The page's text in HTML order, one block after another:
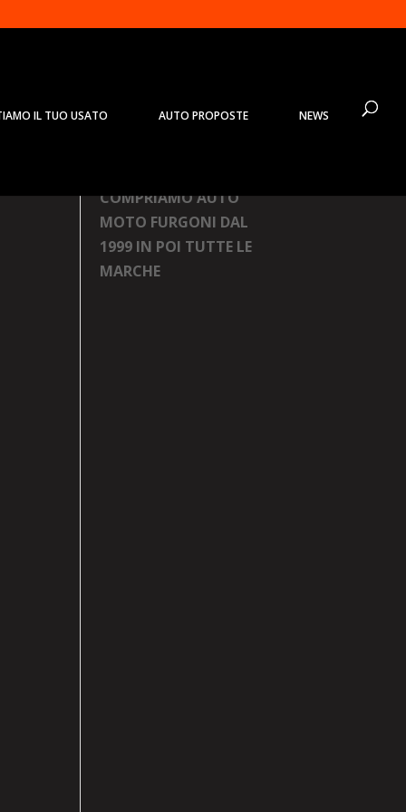
IL TUO USATO AUTO PROPOSTE NEWS
COMPRIAMO AUTO
MOTO FURGONI DAL
1999 IN POI TUTTE LE
MARCHE